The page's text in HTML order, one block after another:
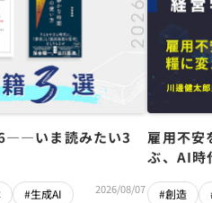
いま読みたい3
#生成AI 2026/08/07
雇用不
ぶ、AI時
#創造